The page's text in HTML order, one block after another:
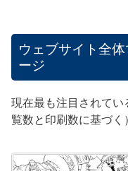
ウェブサイト全
ージ
現在最も注目されてい
覧数と印刷数に基づく